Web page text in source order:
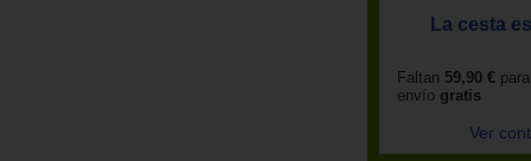
La cesta
Faltan 59,90 €
envío gratis
Ver